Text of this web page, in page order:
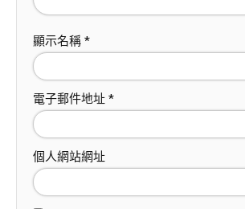
顯示名稱 *
電子郵件地址 *
個人網站網址